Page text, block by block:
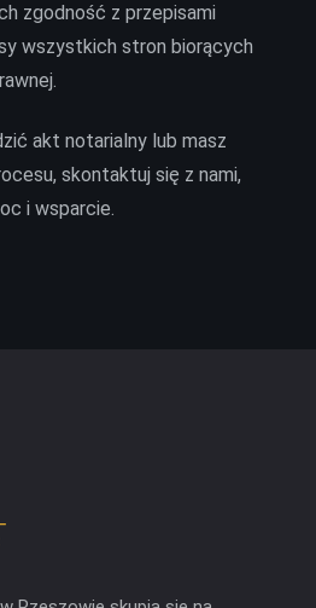
zgodność z przepisami
wszystkich stron biorących
akt notarialny lub masz
skontaktuj się z nami,
i wsparcie.